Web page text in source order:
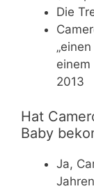
Die
einem
2013
Hat
Baby
Ja,